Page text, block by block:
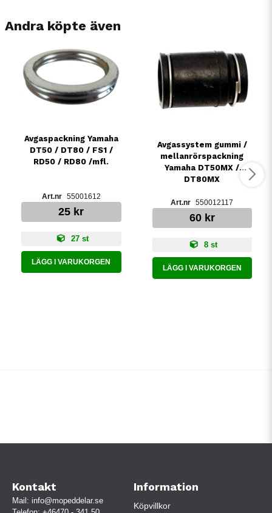
Andra köpte även
Avgaspackning Yamaha
DT50 / DT80 / FS1 /
RD50 / RD80 /mfl.
55001612
25 kr
27 st
LÄGG I VARUKORGEN
Avgassystem gummi /
mellanrörspackning
Yamaha DT50MX /
DT80MX
550012117
60 kr
8 st
LÄGG I VARUKORGEN
Kontakt
Mail: info@mopeddelar.se
Information
Köpvillkor